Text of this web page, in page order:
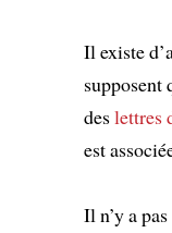
Il existe
supposent
deslettres
est
Il n’y a